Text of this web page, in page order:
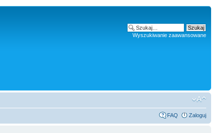
Wyszukiwanie zaawansowane
FAQ Zaloguj